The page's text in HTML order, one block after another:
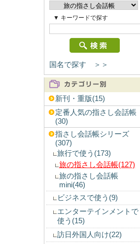
▼ キーワードで探す
国名で探す ＞＞
新刊・重版(15)
定番人気の指さし会話帳
(30)
指さし会話帳シリーズ
(307)
旅行で使う(173)
旅の指さし会話帳(127)
旅の指さし会話帳
mini(46)
ビジネスで使う(9)
エンターテインメントで
使う(15)
訪日外国人向け(22)